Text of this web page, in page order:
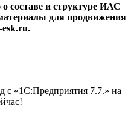
составе и структуре ИАС
для продвижения
esk.ru.
с «1С:Предприятия 7.7.» на